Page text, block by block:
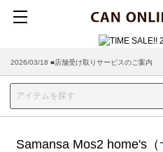
2026/03/18 ■店舗受け取りサービスのご案内
Samansa Mos2 home's